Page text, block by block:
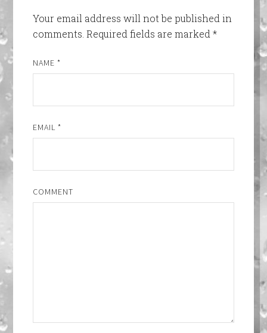
Your email address will not be published in
comments. Required fields are marked *
NAME *
EMAIL *
COMMENT